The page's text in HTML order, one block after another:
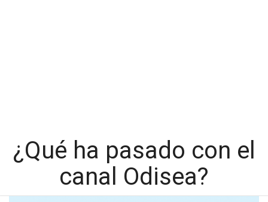
¿Qué ha pasado con el
canal Odisea?